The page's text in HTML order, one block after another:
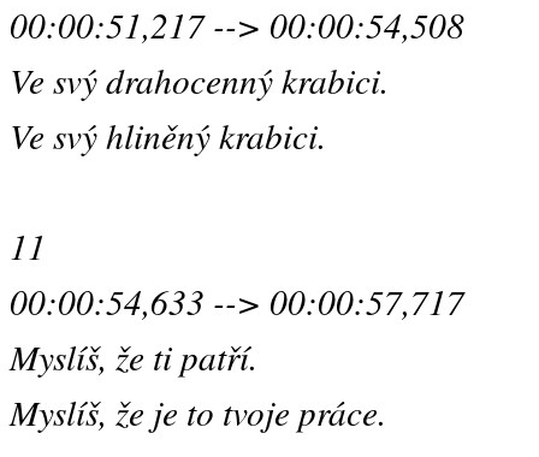
00:00:51,217 --> 00:00:54,508
Ve svý drahocenný krabici.
Ve svý hliněný krabici.
11
00:00:54,633 --> 00:00:57,717
Myslíš, že ti patří.
Myslíš, že je to tvoje práce.